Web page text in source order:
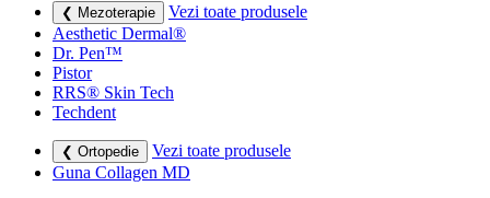
❮ Mezoterapie
Vezi toate produsele
Aesthetic Dermal®
Dr. Pen™
Pistor
RRS® Skin Tech
Techdent
❮ Ortopedie
Vezi toate produsele
Guna Collagen MD